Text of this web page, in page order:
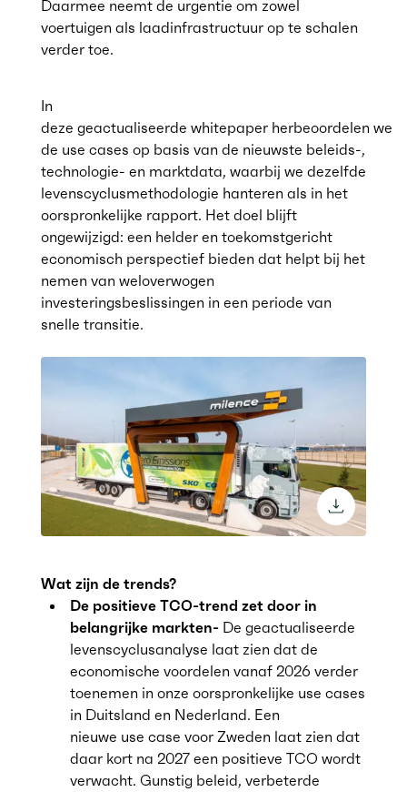
Daarmee neemt de urgentie om zowel
voertuigen als laadinfrastructuur op te schalen
verder toe.
In
deze geactualiseerde whitepaper herbeoordelen we
de use cases op basis van de nieuwste beleids-,
technologie- en marktdata, waarbij we dezelfde
levenscyclusmethodologie hanteren als in het
oorspronkelijke rapport. Het doel blijft
ongewijzigd: een helder en toekomstgericht
economisch perspectief bieden dat helpt bij het
nemen van weloverwogen
investeringsbeslissingen in een periode van
snelle transitie.
Wat zijn de trends?
De positieve TCO-trend zet door in
belangrijke markten- De geactualiseerde
levenscyclusanalyse laat zien dat de
economische voordelen vanaf 2026 verder
toenemen in onze oorspronkelijke use cases
in Duitsland en Nederland. Een
nieuwe use case voor Zweden laat zien dat
daar kort na 2027 een positieve TCO wordt
verwacht. Gunstig beleid, verbeterde